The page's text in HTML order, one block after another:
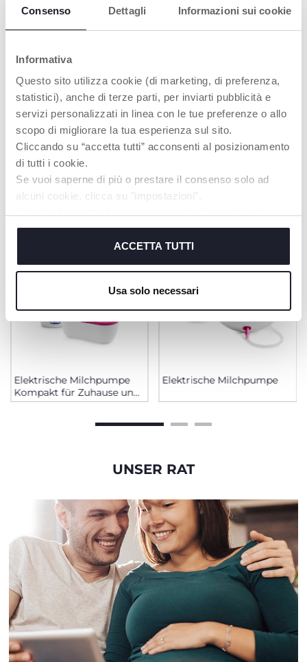
Consenso Dettagli Informazioni sui cookie
Informativa
Questo sito utilizza cookie (di marketing, di preferenza,
statistici), anche di terze parti, per inviarti pubblicità e
servizi personalizzati in linea con le tue preferenze o allo
scopo di migliorare la tua esperienza sul sito.
Cliccando su “accetta tutti” acconsenti al posizionamento
di tutti i cookie.
Se vuoi saperne di più o prestare il consenso solo ad
alcuni cookie, clicca su "impostazioni".
cookie tecnici, indispensabili per fruire del servizio
ACCETTA TUTTI
Usa solo necessari
EFFIZIENT
Komfort und ist einfach
anzuwenden.
PRODUKTE, DIE SIE INTERESSIEREN
KÖNNTEN
Elektrische Milchpumpe
Kompakt für Zuhause und
Unterwegs
Elektrische Milchpumpe
UNSER RAT